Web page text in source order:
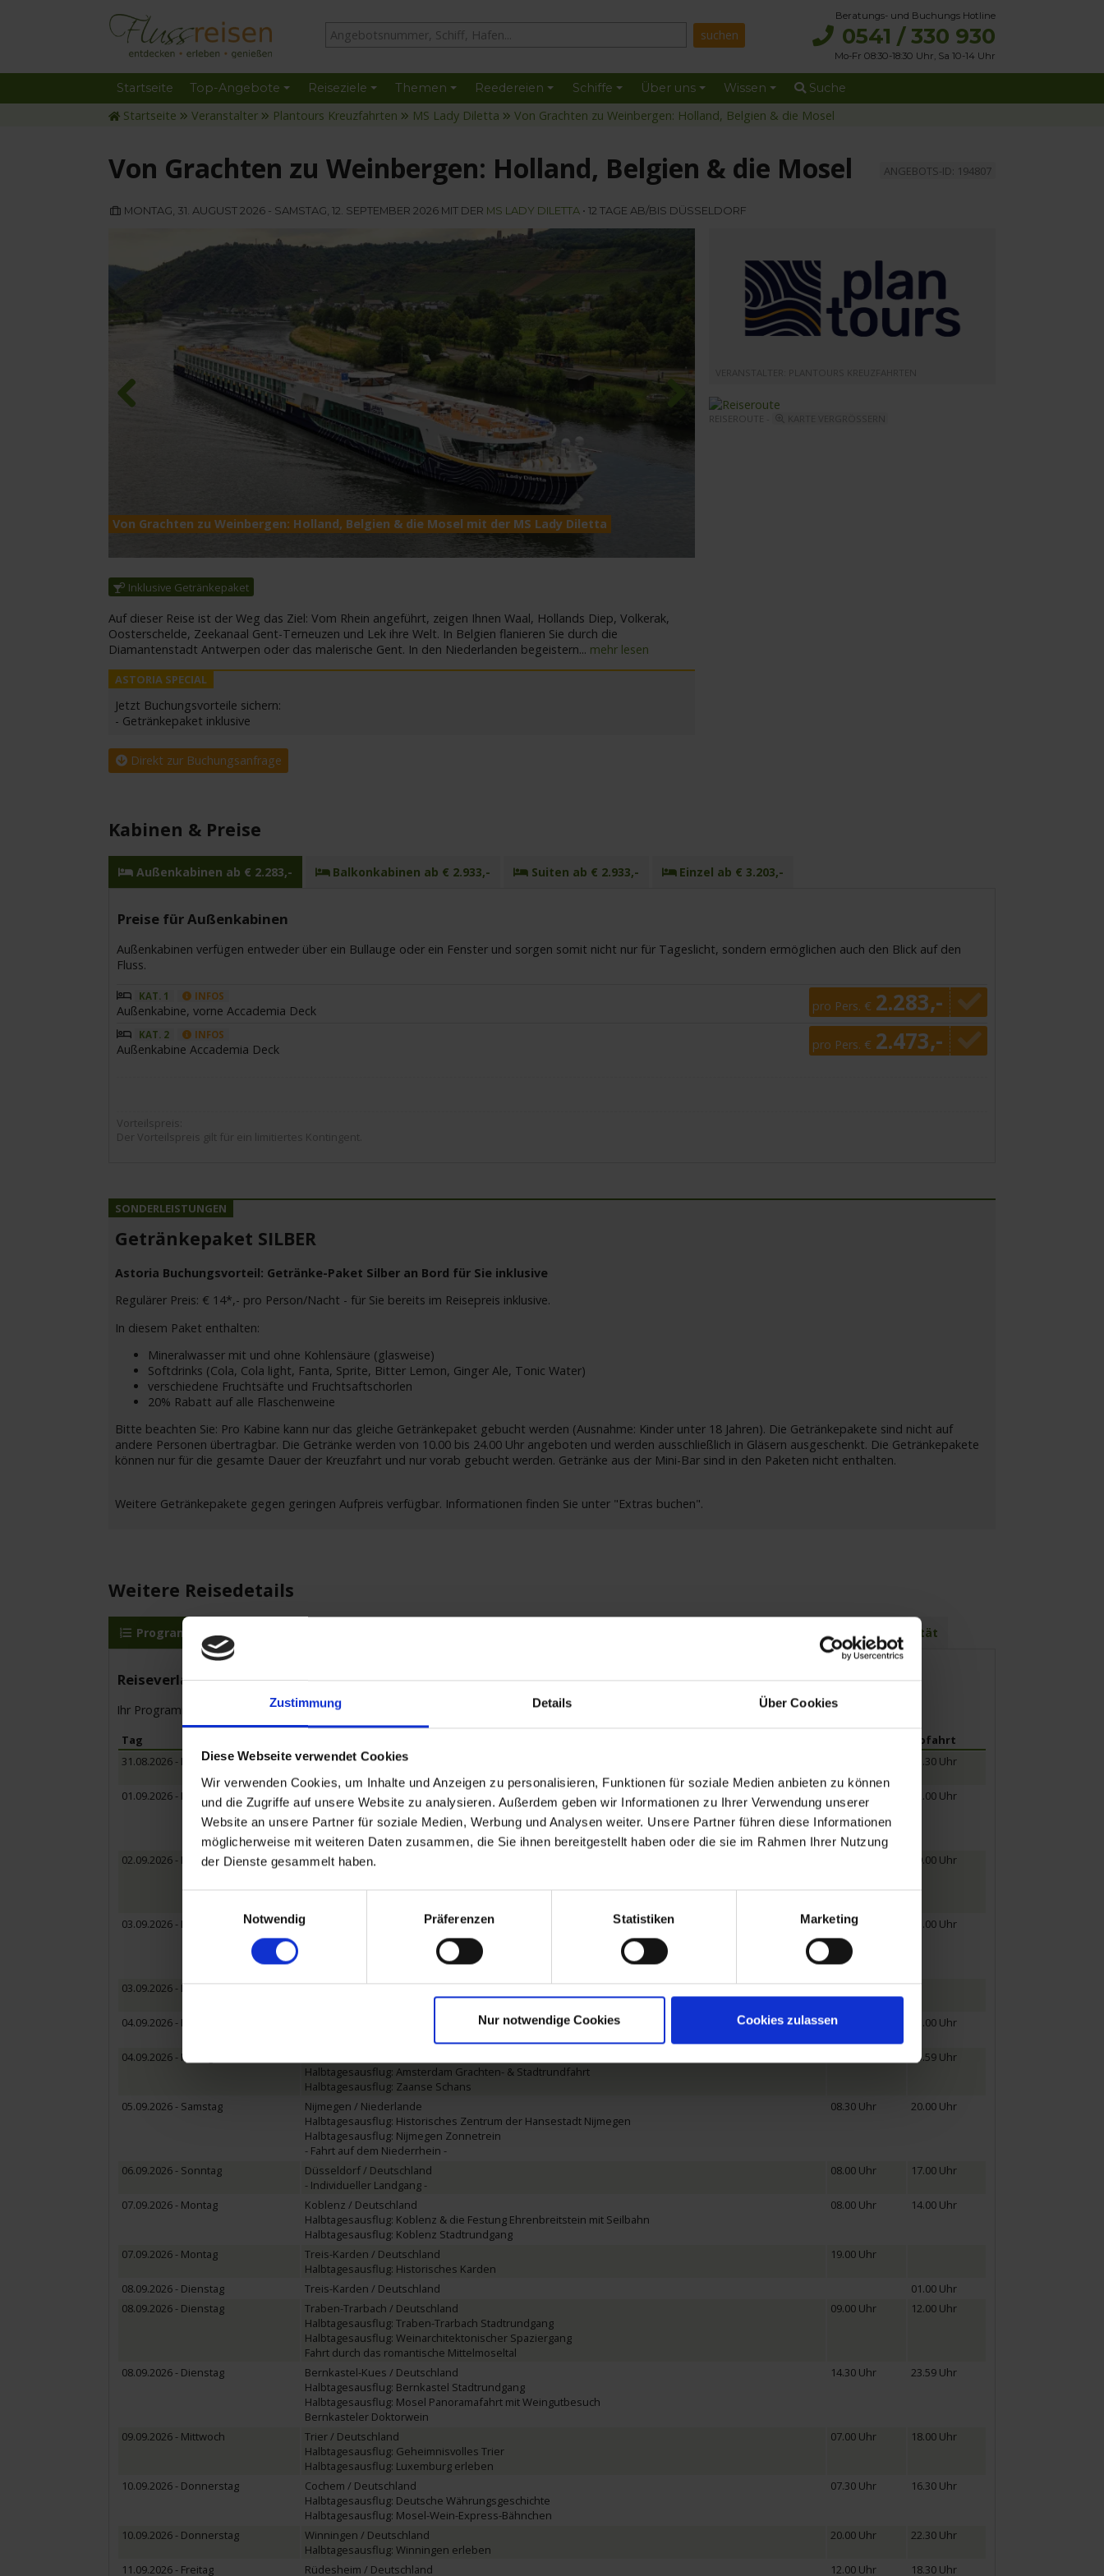
Zustimmung Details Über Cookies
Diese Webseite verwendet Cookies
Wir verwenden Cookies, um Inhalte und Anzeigen zu personalisieren, Funktionen für soziale Medien anbieten zu können
und die Zugriffe auf unsere Website zu analysieren. Außerdem geben wir Informationen zu Ihrer Verwendung unserer
Website an unsere Partner für soziale Medien, Werbung und Analysen weiter. Unsere Partner führen diese Informationen
möglicherweise mit weiteren Daten zusammen, die Sie ihnen bereitgestellt haben oder die sie im Rahmen Ihrer Nutzung
der Dienste gesammelt haben.
Notwendig
Präferenzen Statistiken Marketing
Nur notwendige Cookies Cookies zulassen
Beratungs- und Buchungs Hotline
0541 / 330 930
Mo-Fr 08:30-18:30 Uhr, Sa 10-14 Uhr
Startseite Top-Angebote Reiseziele Themen Reedereien Schiffe Über uns Wissen Suche
Startseite Veranstalter Plantours Kreuzfahrten MS Lady Diletta Von Grachten zu Weinbergen: Holland, Belgien & die Mosel
Von Grachten zu Weinbergen: Holland, Belgien & die Mosel ANGEBOTS-ID: 194807
MONTAG, 31. AUGUST 2026 - SAMSTAG, 12. SEPTEMBER 2026 MIT DER MS LADY DILETTA • 12 TAGE AB/BIS DÜSSELDORF
Von Grachten zu Weinbergen: Holland, Belgien & die Mosel mit der MS Lady Diletta
Inklusive Getränkepaket
Auf dieser Reise ist der Weg das Ziel: Vom Rhein angeführt, zeigen Ihnen Waal, Hollands Diep, Volkerak,
Oosterschelde, Zeekanaal Gent-Terneuzen und Lek ihre Welt. In Belgien flanieren Sie durch die
Diamantenstadt Antwerpen oder das malerische Gent. In den Niederlanden begeistern... mehr lesen
Jetzt Buchungsvorteile sichern:
- Getränkepaket inklusive
Direkt zur Buchungsanfrage
REISEROUTE -
Kabinen & Preise
Außenkabinen ab € 2.283,- Balkonkabinen ab € 2.933,- Suiten ab € 2.933,- Einzel ab € 3.203,-
Preise für Außenkabinen
Außenkabinen verfügen entweder über ein Bullauge oder ein Fenster und sorgen somit nicht nur für Tageslicht, sondern ermöglichen auch den Blick auf den
Fluss.
KAT. 1 INFOS
Außenkabine, vorne Accademia Deck pro Pers. € 2.283,-
KAT. 2 INFOS
Außenkabine Accademia Deck pro Pers. € 2.473,-
Vorteilspreis:
Der Vorteilspreis gilt für ein limitiertes Kontingent.
Getränkepaket SILBER
Astoria Buchungsvorteil: Getränke-Paket Silber an Bord für Sie inklusive
Regulärer Preis: € 14*,- pro Person/Nacht - für Sie bereits im Reisepreis inklusive.
In diesem Paket enthalten:
Mineralwasser mit und ohne Kohlensäure (glasweise)
Softdrinks (Cola, Cola light, Fanta, Sprite, Bitter Lemon, Ginger Ale, Tonic Water)
verschiedene Fruchtsäfte und Fruchtsaftschorlen
20% Rabatt auf alle Flaschenweine
Bitte beachten Sie: Pro Kabine kann nur das gleiche Getränkepaket gebucht werden (Ausnahme: Kinder unter 18 Jahren). Die Getränkepakete sind nicht auf
andere Personen übertragbar. Die Getränke werden von 10.00 bis 24.00 Uhr angeboten und werden ausschließlich in Gläsern ausgeschenkt. Die Getränkepakete
können nur für die gesamte Dauer der Kreuzfahrt und nur vorab gebucht werden. Getränke aus der Mini-Bar sind in den Paketen nicht enthalten.
Weitere Getränkepakete gegen geringen Aufpreis verfügbar. Informationen finden Sie unter "Extras buchen".
Weitere Reisedetails
Programm weitere Termine Mobilität
Reiseverlauf
Ihr Programm für die Kreuzfahrt vom 31.08.2026 bis zum 12.09.2026
Tag
Abfahrt
31.08.2026 - Montag
Düsseldorf / Deutschland
- Einschiffung ab 14:00 Uhr -
15.30 Uhr
01.09.2026 - Dienstag
Antwerpen / Belgien
- Fahrt auf Hollands Diep, Volkerak & Oosterschelde -
Halbtagesausflug: Europäisches Brüssel und königliche Pracht
Halbtagesausflug: Flämisches Antwerpen an der Schelde
22.00 Uhr
02.09.2026 - Mittwoch
Gent / Belgien
Halbtagesausflug: Brügge Stadtrundgang
19.00 Uhr
03.09.2026 - Donnerstag
Rotterdam / Niederlande
Halbtagesausflug: Architekturführung durch Rotterdams Zentrum
Halbtagesausflug: Rotterdam Citytour
Fahrt auf der Lek mit Passage der Windmühlen von Kinderdijk
07.00 Uhr 13.00 Uhr
03.09.2026 - Donnerstag
Schoonhoven / Niederlande
Halbtagesausflug: Schoonhoven Rundgang
16.00 Uhr
04.09.2026 - Freitag 01.00 Uhr
04.09.2026 - Freitag
Halbtagesausflug: Amsterdam Grachten- & Stadtrundfahrt
Halbtagesausflug: Zaanse Schans
23.59 Uhr
05.09.2026 - Samstag
Nijmegen / Niederlande
Halbtagesausflug: Historisches Zentrum der Hansestadt Nijmegen
Halbtagesausflug: Nijmegen Zonnetrein
- Fahrt auf dem Niederrhein -
08.30 Uhr 20.00 Uhr
06.09.2026 - Sonntag
Düsseldorf / Deutschland
- Individueller Landgang -
08.00 Uhr 17.00 Uhr
07.09.2026 - Montag
Koblenz / Deutschland
Halbtagesausflug: Koblenz & die Festung Ehrenbreitstein mit Seilbahn
Halbtagesausflug: Koblenz Stadtrundgang
08.00 Uhr 14.00 Uhr
07.09.2026 - Montag
Treis-Karden / Deutschland
Halbtagesausflug: Historisches Karden
19.00 Uhr
08.09.2026 - Dienstag Treis-Karden / Deutschland
01.00 Uhr
08.09.2026 - Dienstag
Traben-Trarbach / Deutschland
Halbtagesausflug: Traben-Trarbach Stadtrundgang
Halbtagesausflug: Weinarchitektonischer Spaziergang
Fahrt durch das romantische Mittelmoseltal
09.00 Uhr 12.00 Uhr
08.09.2026 - Dienstag
Bernkastel-Kues / Deutschland
Halbtagesausflug: Bernkastel Stadtrundgang
Halbtagesausflug: Mosel Panoramafahrt mit Weingutbesuch
Bernkasteler Doktorwein
14.30 Uhr 23.59 Uhr
09.09.2026 - Mittwoch
Trier / Deutschland
Halbtagesausflug: Geheimnisvolles Trier
Halbtagesausflug: Luxemburg erleben
07.00 Uhr 18.00 Uhr
10.09.2026 - Donnerstag
Cochem / Deutschland
Halbtagesausflug: Deutsche Währungsgeschichte
Halbtagesausflug: Mosel-Wein-Express-Bähnchen
07.30 Uhr 16.30 Uhr
10.09.2026 - Donnerstag
Winningen / Deutschland
Halbtagesausflug: Winningen erleben
20.00 Uhr 22.30 Uhr
11.09.2026 - Freitag
Rüdesheim / Deutschland
12.00 Uhr 18.30 Uhr